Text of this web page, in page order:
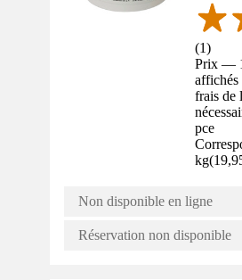
(1)
Prix —
frais de
pce
kg(
Non disponible en ligne
Réservation non disponible